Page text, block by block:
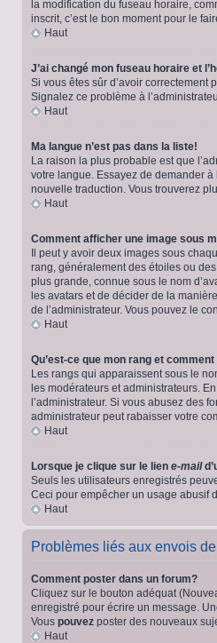
la modification du fuseau horaire,
inscrit, c’est le bon moment pour le
Haut
J’ai changé mon fuseau horaire et
Si vous êtes sûr d’avoir correctement
Signalez ce problème à
Haut
Ma langue n’est pas dans la liste!
La raison la plus probable est que
votre langue. Essayez de demander à
nouvelle traduction. Vous trouverez
Haut
Comment afficher une image sous
Il peut y avoir deux images sous
rang, généralement des étoiles ou
plus grande, connue sous le nom
les avatars et de décider de la
de l’administrateur. Vous pouvez le
Haut
Qu’est-ce que mon rang et
Les rangs qui apparaissent sous le
les modérateurs et administrateurs.
l’administrateur. Si vous abusez des
administrateur peut rabaisser votre
Haut
Lorsque je clique sur le lien e-mail
Seuls les utilisateurs enregistrés
Ceci pour empêcher un usage abusif
Haut
Problèmes liés aux envois
Comment poster dans un forum?
Cliquez sur le bouton adéquat
enregistré pour écrire un message.
Vous pouvez poster des nouveaux
Haut